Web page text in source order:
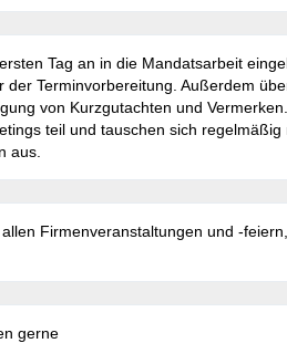
Tag an in die Mandatsarbeit
Terminvorbereitung. Außerdem
von Kurzgutachten und
teil und tauschen sich regelmäßig
aus.
Firmenveranstaltungen und -
gerne